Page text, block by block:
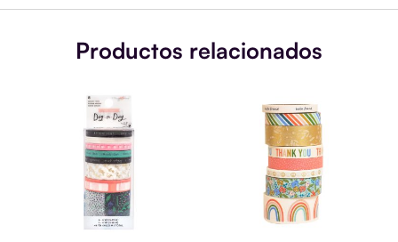
Productos relacionados
TAPE
DAILY
GOLD
FOIL
(8
PZ)
cantidad
TAPE-
REACHING
OUT
(8
PZ)
cantidad